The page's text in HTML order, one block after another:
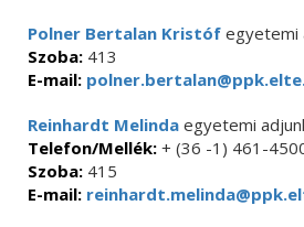
Polner Bertalan Kristóf egyetemi
Szoba: 413
E-mail:
Reinhardt Melinda egyetemi
Telefon/Mellék: + (36 -1) 461-
Szoba: 415
E-mail: